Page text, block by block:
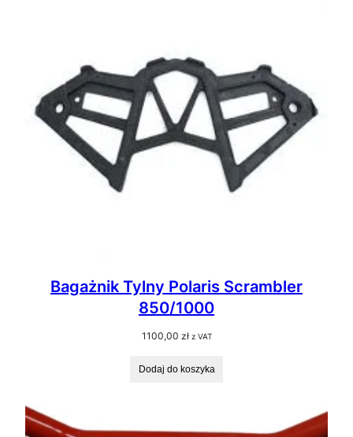
Bagażnik Tylny Polaris Scrambler
850/1000
1100,00 zł z VAT
Dodaj do koszyka